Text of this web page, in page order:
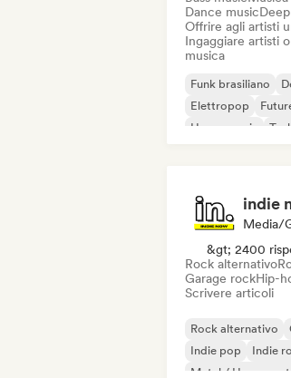
Dance music
Offrire agli artisti
Ingaggiare artisti
musica
Funk brasiliano
Elettropop
House music
indie
Media/
&gt; 2400
Rock alternativo
Garage rockHip-
Scrivere articoli
Rock alternativo
Indie pop
Indie
Metal / Heavy